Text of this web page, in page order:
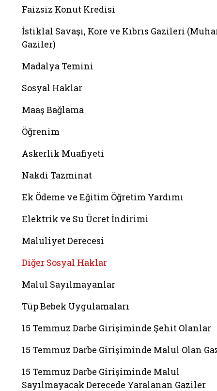
Faizsiz Konut Kredisi
İstiklal Savaşı, Kore ve Kıbrıs Gazileri
Gaziler)
Madalya Temini
Sosyal Haklar
Maaş Bağlama
Öğrenim
Askerlik Muafiyeti
Nakdi Tazminat
Ek Ödeme ve Eğitim Öğretim Yardımı
Elektrik ve Su Ücret İndirimi
Maluliyet Derecesi
Diğer Sosyal Haklar
Malul Sayılmayanlar
Tüp Bebek Uygulamaları
15 Temmuz Darbe Girişiminde Şehit Olanlar
15 Temmuz Darbe Girişiminde Malul Olan
15 Temmuz Darbe Girişiminde Malul
Sayılmayacak Derecede Yaralanan Gaziler